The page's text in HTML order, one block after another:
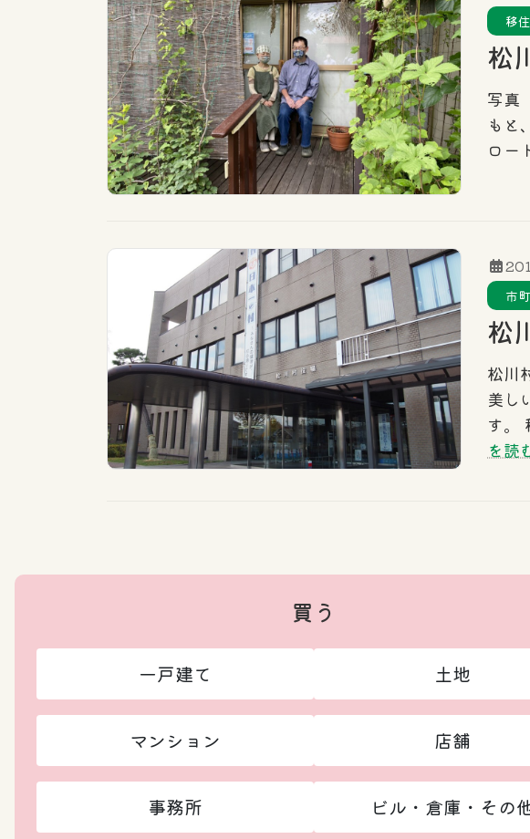
カテゴリー一覧 全域 北信エリア 東
フリーワード検索
移
松
写真
もと
ロー
市
松
松川
美し
す。
を読
買う
一戸建て 土地
マンション 店舗
事務所 ビル・倉庫・その